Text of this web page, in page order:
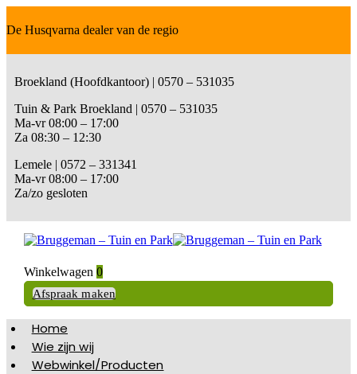
De Husqvarna dealer van de regio
Broekland (Hoofdkantoor) | 0570 – 531035
Tuin & Park Broekland | 0570 – 531035
Ma-vr 08:00 – 17:00
Za 08:30 – 12:30
Lemele | 0572 – 331341
Ma-vr 08:00 – 17:00
Za/zo gesloten
Winkelwagen 0
Afspraak maken
Home
Wie zijn wij
Webwinkel/Producten